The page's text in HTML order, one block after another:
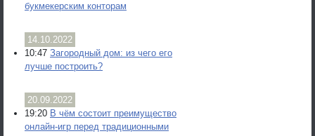
букмекерским конторам
14.10.2022
10:47 Загородный дом: из чего его
лучше построить?
20.09.2022
19:20 В чём состоит преимущество
онлайн-игр перед традиционными